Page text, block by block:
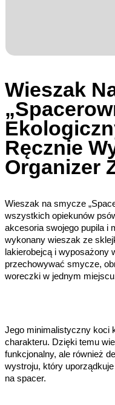
Wieszak
Ręcznie
Organizer
Wieszak na smycze
wszystkich opiekunów
akcesoria swojego pupila i
wykonany wieszak ze
lakierobejcą i wyposażony
przechowywać smycze,
woreczki w jednym
Jego minimalistyczny koci
charakteru. Dzięki temu
funkcjonalny, ale również
wystroju, który
na spacer.